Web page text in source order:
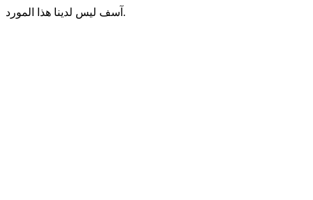
آسف ليس لدينا هذا المورد.